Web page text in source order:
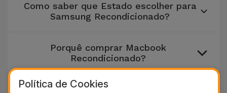
Como saber que Estado escolher para
Samsung Recondicionado?
Porquê comprar Macbook
Recondicionado?
Onde comprar Samsung
Política de Cookies